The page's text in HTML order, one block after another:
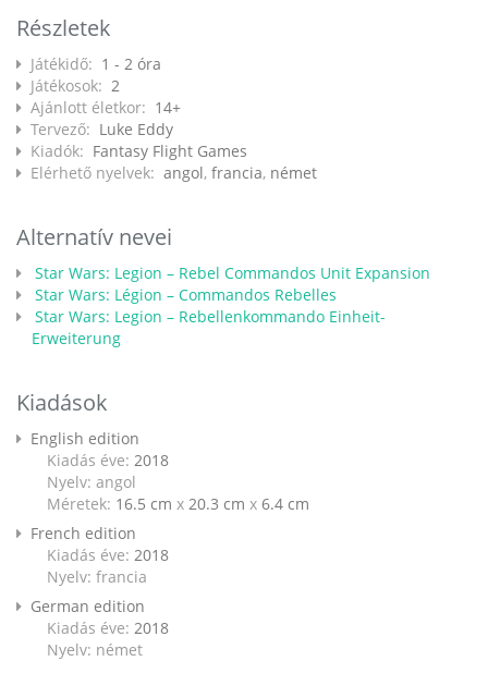
Részletek
Játékidő: 1 - 2 óra
Játékosok: 2
Ajánlott életkor: 14+
Tervező: Luke Eddy
Kiadók: Fantasy Flight Games
Elérhető nyelvek: angol, francia, német
Alternatív nevei
Star Wars: Legion – Rebel Commandos Unit Expansion
Star Wars: Légion – Commandos Rebelles
Star Wars: Legion – Rebellenkommando Einheit-
Erweiterung
Kiadások
English edition
Kiadás éve: 2018
Nyelv: angol
Méretek: 16.5 cm x 20.3 cm x 6.4 cm
French edition
Kiadás éve: 2018
Nyelv: francia
German edition
Kiadás éve: 2018
Nyelv: német